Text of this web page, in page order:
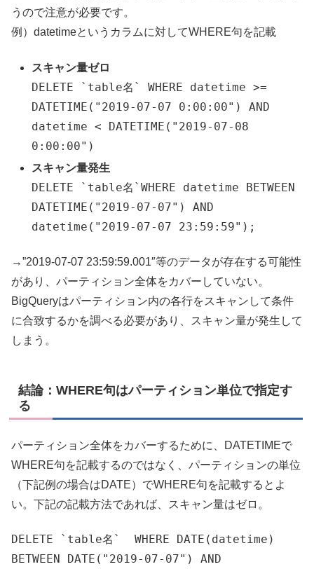
うので注意が必要です。
例）datetimeというカラムに対してWHERE句を記載
スキャン量ゼロ
DELETE `table名 ` WHERE datetime>=
DATETIME ( "2019-07-07 0:00:00" )
AND
datetime< DATETIME ( "2019-07-08
0:00:00" )
スキャン量発生
DELETE `table名 `WHERE datetime BETWEEN
DATETIME ( "2019-07-07" )
AND
datetime ( "2019-07-07 23:59:59" ) ;
→”2019-07-07 23:59:59.001″等のデータが存在する可能性
があり、パーティション全体をカバーしていない。
BigQueryはパーティション内の各行をスキャンして条件
に合致するかを調べる必要があり、スキャン量が発生して
しまう。
結論：WHERE句はパーティション単位で指定す
る
パーティション全体をカバーするために、DATETIMEで
WHERE句を記載するのではなく、パーティションの単位
（下記例の場合はDATE）でWHERE句を記載するとよ
い。下記の記載方法であれば、スキャン量はゼロ。
DELETE `table名 ` WHERE DATE (datetime )
BETWEEN
DATE ( "2019-07-07" ) AND